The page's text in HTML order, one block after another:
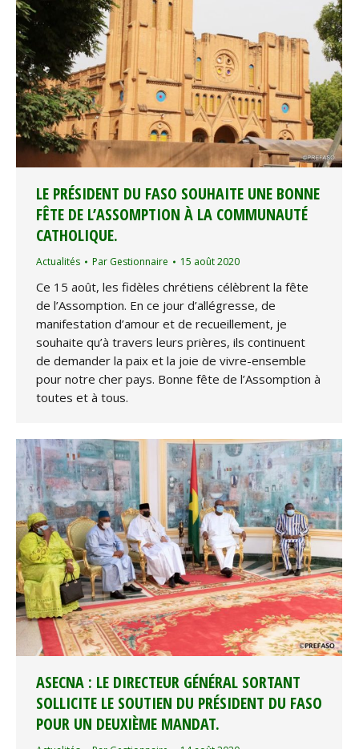
LE PRÉSIDENT DU FASO SOUHAITE UNE BONNE
FÊTE DE L’ASSOMPTION À LA COMMUNAUTÉ
CATHOLIQUE.
Actualités Par Gestionnaire 15 août 2020
Ce 15 août, les fidèles chrétiens célèbrent la fête
de l’Assomption. En ce jour d’allégresse, de
manifestation d’amour et de recueillement, je
souhaite qu’à travers leurs prières, ils continuent
de demander la paix et la joie de vivre-ensemble
pour notre cher pays. Bonne fête de l’Assomption à
toutes et à tous.
ASECNA : LE DIRECTEUR GÉNÉRAL SORTANT
SOLLICITE LE SOUTIEN DU PRÉSIDENT DU FASO
POUR UN DEUXIÈME MANDAT.